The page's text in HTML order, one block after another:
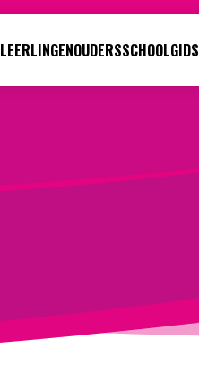
LEERLINGENOUDERSSCHOOLGIDS